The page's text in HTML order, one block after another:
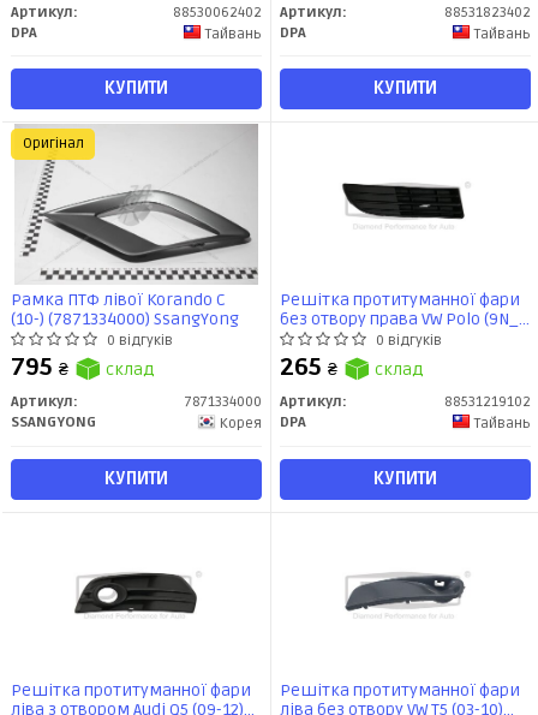
Артикул:
88530062402
DPA
Тайвань
КУПИТИ
Артикул:
88531823402
DPA
Тайвань
КУПИТИ
Рамка ПТФ лівої Korando C
(10-) (7871334000) SsangYong
0 відгуків
795 ₴ склад
Артикул:
7871334000
SSANGYONG
Корея
КУПИТИ
Оригінал
Решітка протитуманної фари
без отвору права VW Polo (9N_)
(01-09) (88531219102) DPA
0 відгуків
265 ₴ склад
Артикул:
88531219102
DPA
Тайвань
КУПИТИ
Решітка протитуманної фари
ліва з отвором Audi Q5 (09-12)
Решітка протитуманної фари
ліва без отвору VW T5 (03-10)